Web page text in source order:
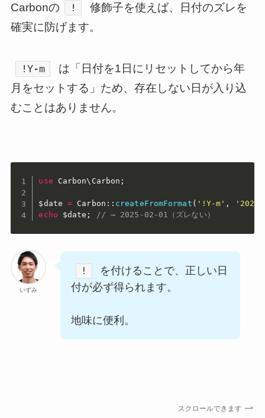
Carbonの !
修飾子を使えば、日付のズレを
確実に防げます。
!Y-m
は「日付を1日にリセットしてから年
月をセットする」ため、存在しない日が入り込
むことはありません。
use Carbon\ Carbon ;
$date = Carbon : : createFromFormat ( '!Y-m' ,
echo
$date ; // → 2025-02-01（ズレない）
いずみ
!
を付けることで、正しい日
付が必ず得られます。
地味に便利。
スクロールできます